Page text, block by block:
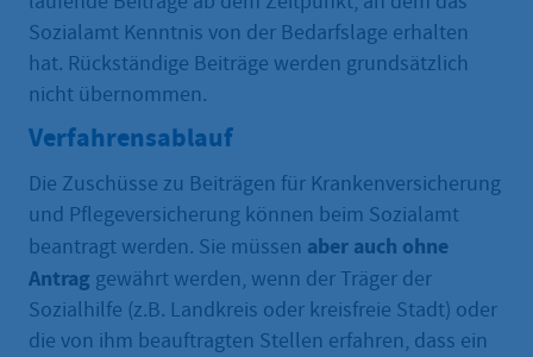
Sozialamt Kenntnis von der Bedarfslage erhalten
hat. Rückständige Beiträge werden grundsätzlich
nicht übernommen.
Verfahrensablauf
Die Zuschüsse zu Beiträgen für Krankenversicherung
und Pflegeversicherung können beim Sozialamt
beantragt werden. Sie müssen aber auch ohne
Antrag gewährt werden, wenn der Träger der
Sozialhilfe (z.B. Landkreis oder kreisfreie Stadt) oder
die von ihm beauftragten Stellen erfahren, dass ein